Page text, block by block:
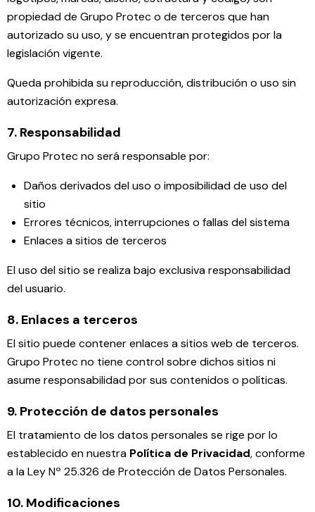
propiedad de Grupo Protec o de terceros que han
autorizado su uso, y se encuentran protegidos por la
legislación vigente.
Queda prohibida su reproducción, distribución o uso sin
autorización expresa.
7. Responsabilidad
Grupo Protec no será responsable por:
Daños derivados del uso o imposibilidad de uso del
sitio
Errores técnicos, interrupciones o fallas del sistema
Enlaces a sitios de terceros
El uso del sitio se realiza bajo exclusiva responsabilidad
del usuario.
8. Enlaces a terceros
El sitio puede contener enlaces a sitios web de terceros.
Grupo Protec no tiene control sobre dichos sitios ni
asume responsabilidad por sus contenidos o políticas.
9. Protección de datos personales
El tratamiento de los datos personales se rige por lo
establecido en nuestra Política de Privacidad, conforme
a la Ley Nº 25.326 de Protección de Datos Personales.
10. Modificaciones